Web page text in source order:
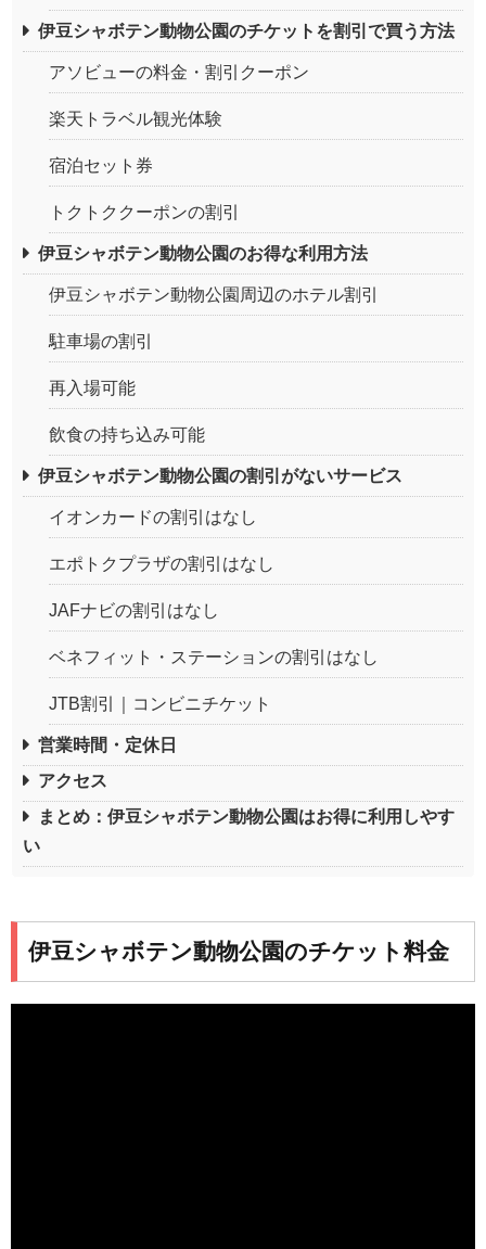
伊豆シャボテン動物公園のチケットを割引で買う方法
アソビューの料金・割引クーポン
楽天トラベル観光体験
宿泊セット券
トクトククーポンの割引
伊豆シャボテン動物公園のお得な利用方法
伊豆シャボテン動物公園周辺のホテル割引
駐車場の割引
再入場可能
飲食の持ち込み可能
伊豆シャボテン動物公園の割引がないサービス
イオンカードの割引はなし
エポトクプラザの割引はなし
JAFナビの割引はなし
ベネフィット・ステーションの割引はなし
JTB割引｜コンビニチケット
営業時間・定休日
アクセス
まとめ：伊豆シャボテン動物公園はお得に利用しやす
い
伊豆シャボテン動物公園のチケット料金